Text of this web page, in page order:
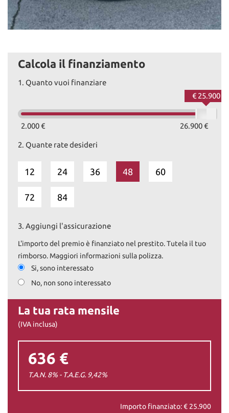
Calcola il finanziamento
1. Quanto vuoi finanziare
2.000 € 26.900 €
€ 25.900
2. Quante rate desideri
12 24 36 48 60
72 84
3. Aggiungi l'assicurazione
L'importo del premio è finanziato nel prestito. Tutela il tuo
rimborso. Maggiori informazioni sulla polizza.
Si, sono interessato
No, non sono interessato
La tua rata mensile
(IVA inclusa)
636 €
T.A.N. 8% - T.A.E.G. 9,42%
Importo finanziato: € 25.900